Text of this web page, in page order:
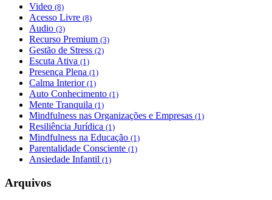
Video (8)
Acesso Livre (8)
Audio (3)
Recurso Premium (3)
Gestão de Stress (2)
Escuta Ativa (1)
Presença Plena (1)
Calma Interior (1)
Auto Conhecimento (1)
Mente Tranquila (1)
Mindfulness nas Organizações e Empresas (1)
Resiliência Jurídica (1)
Mindfulness na Educação (1)
Parentalidade Consciente (1)
Ansiedade Infantil (1)
Arquivos